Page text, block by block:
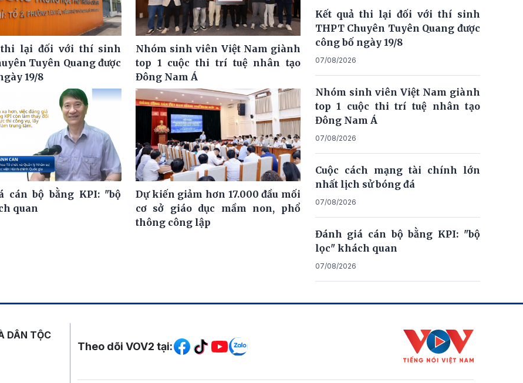
thi lại đối với thí sinh
Tuyên Quang được
19/8
Nhóm sinh viên Việt Nam giành
top 1 cuộc thi trí tuệ nhân tạo
Đông Nam Á
cán bộ bằng KPI: "bộ
quan
Dự kiến giảm hơn 17.000 đầu mối
cơ sở giáo dục mầm non, phổ
thông công lập
Kết quả thi lại đối với thí sinh
THPT Chuyên Tuyên Quang được
công bố ngày 19/8
07/08/2026
Nhóm sinh viên Việt Nam giành
top 1 cuộc thi trí tuệ nhân tạo
Đông Nam Á
07/08/2026
Cuộc cách mạng tài chính lớn
nhất lịch sử bóng đá
07/08/2026
Đánh giá cán bộ bằng KPI: "bộ
lọc" khách quan
07/08/2026
DÂN TỘC
Mạng xã hội
Theo dõi VOV2 tại: